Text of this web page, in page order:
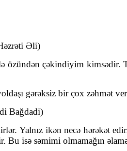
Əli)
özündən çəkindiyim
gərəksiz bir çox zəhmət
Bağdadi)
Yalnız ikən necə hərəkət
Bu isə səmimi olmamağın